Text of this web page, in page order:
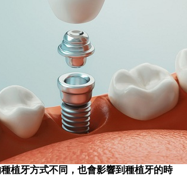
牙方式不同，也會影響到種植牙的時